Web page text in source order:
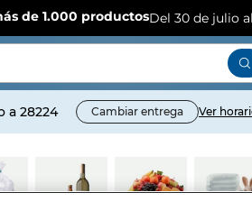
de 1.000 productosDel 30 de julio
a 28224 Cambiar entrega Ver